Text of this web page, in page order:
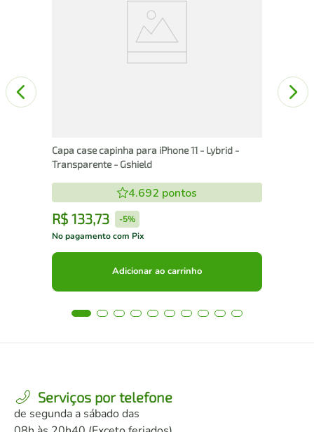
Capa case capinha para iPhone 11 - Lybrid -
Transparente - Gshield
4.692 pontos
R$ 133,73 -5%
No pagamento com Pix
Adicionar ao carrinho
Serviços por telefone
de segunda a sábado das